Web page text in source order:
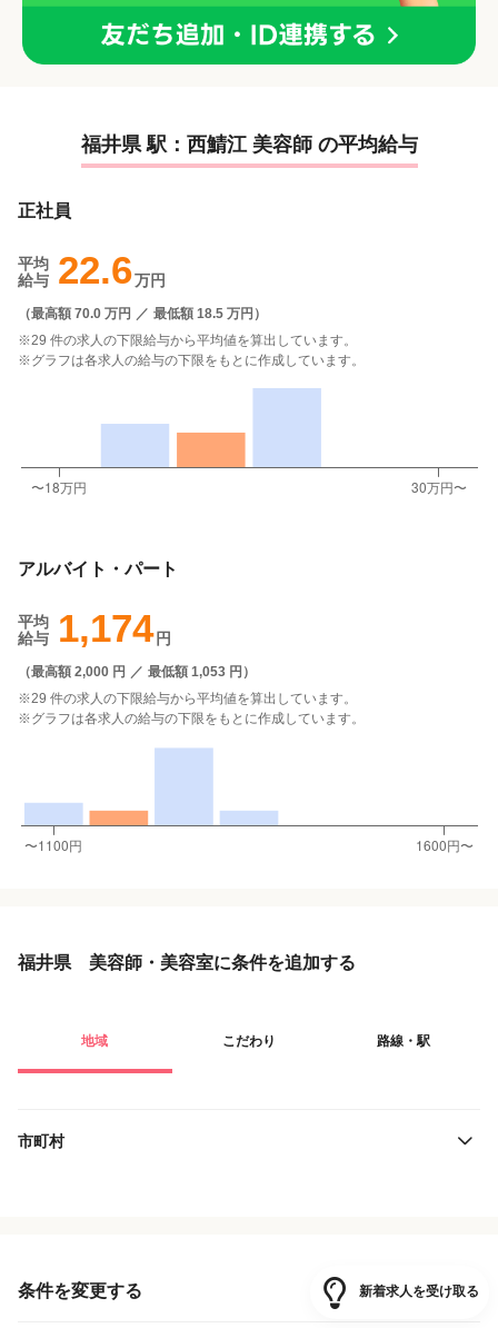
福井県 駅：西鯖江 美容師 の平均給与
正社員
平均
給与 22.6万円
（最高額 70.0 万円 ／ 最低額 18.5 万円 ）
※29 件の求人の下限給与から平均値を算出しています。
※グラフは各求人の給与の下限をもとに作成しています。
アルバイト・パート
平均
給与
1,174 円
（最高額 2,000 円 ／ 最低額 1,053 円 ）
※29 件の求人の下限給与から平均値を算出しています。
※グラフは各求人の給与の下限をもとに作成しています。
福井県 美容師・美容室に条件を追加する
地域 こだわり 路線・駅
市町村
条件を変更する 新着求人を受け取る